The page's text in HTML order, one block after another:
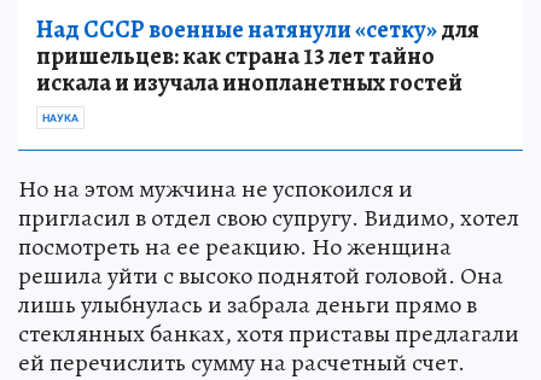
Над СССР военные натянули «сетку»для
пришельцев: как страна 13 лет тайно
искала и изучала инопланетных гостей
НАУКА
Но на этом мужчина не успокоился и
пригласил в отдел свою супругу. Видимо, хотел
посмотреть на ее реакцию. Но женщина
решила уйти с высоко поднятой головой. Она
лишь улыбнулась и забрала деньги прямо в
стеклянных банках, хотя приставы предлагали
ей перечислить сумму на расчетный счет.